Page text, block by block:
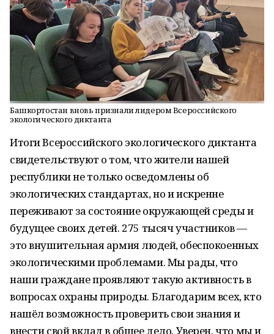
Башкортостан вновь признали лидером Всероссийского
экологического диктанта
Итоги Всероссийского экологического диктанта
свидетельствуют о том, что жители нашей
республики не только осведомлены об
экологических стандартах, но и искренне
переживают за состояние окружающей среды и
будущее своих детей. 275 тысяч участников —
это внушительная армия людей, обеспокоенных
экологическими проблемами. Мы рады, что
наши граждане проявляют такую активность в
вопросах охраны природы. Благодарим всех, кто
нашёл возможность проверить свои знания и
внести свой вклад в общее дело. Уверен, что мы и